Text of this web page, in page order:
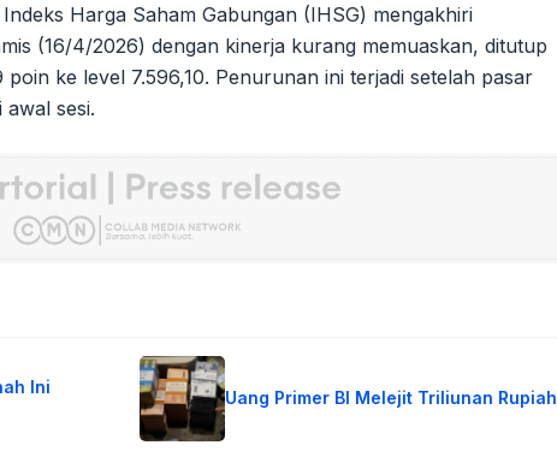
Harga Saham Gabungan (IHSG) mengakhiri
(16/4/2026) dengan kinerja kurang memuaskan, ditutup
ke level 7.596,10. Penurunan ini terjadi setelah pasar
sesi.
Ini
Uang Primer BI Melejit Triliunan Rupiah